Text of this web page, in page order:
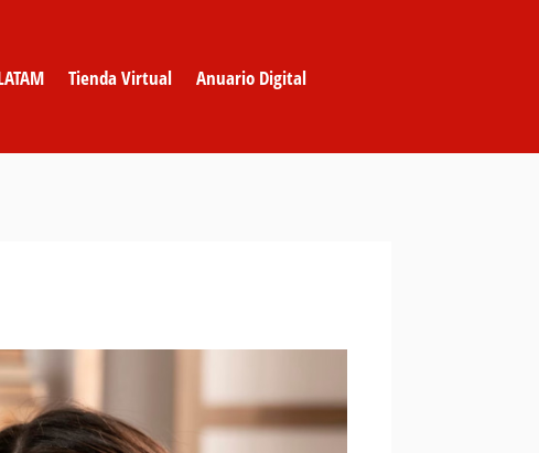
Tienda Virtual Anuario Digital